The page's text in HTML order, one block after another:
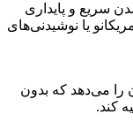
سریع و پایداری
یا نوشیدنی‌های
را می‌دهد که بدون
کند.